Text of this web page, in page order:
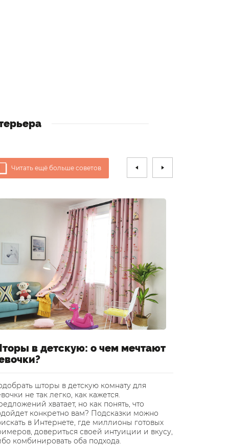
Читать ещё больше советов
в детскую: о чем мечтают
шторы в детскую комнату для
не так легко, как кажется.
хватает, но как понять, что
конкретно вам? Подсказки можно
в Интернете, где миллионы готовых
довериться своей интуиции и вкусу,
комбинировать оба подхода.